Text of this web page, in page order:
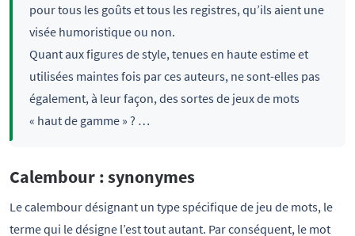
pour tous les goûts et tous les registres, qu’ils aient une
visée humoristique ou non.
Quant aux figures de style, tenues en haute estime et
utilisées maintes fois par ces auteurs, ne sont-elles pas
également, à leur façon, des sortes de jeux de mots
« haut de gamme » ? …
Calembour : synonymes
Le calembour désignant un type spécifique de jeu de mots, le
terme qui le désigne l’est tout autant. Par conséquent, le mot